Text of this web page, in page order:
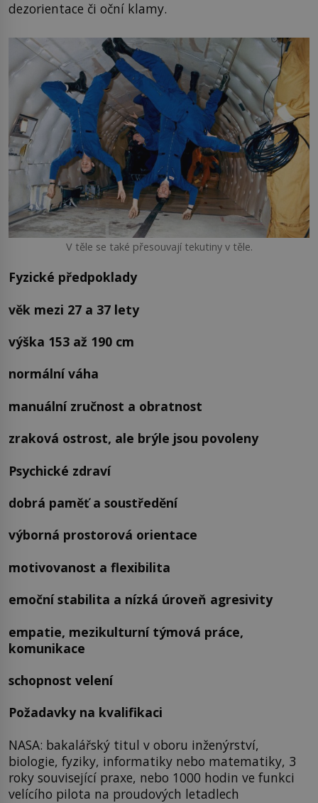
dezorientace či oční klamy.
V těle se také přesouvají tekutiny v těle.
Fyzické předpoklady
věk mezi 27 a 37 lety
výška 153 až 190 cm
normální váha
manuální zručnost a obratnost
zraková ostrost, ale brýle jsou povoleny
Psychické zdraví
dobrá paměť a soustředění
výborná prostorová orientace
motivovanost a flexibilita
emoční stabilita a nízká úroveň agresivity
empatie, mezikulturní týmová práce,
komunikace
schopnost velení
Požadavky na kvalifikaci
NASA: bakalářský titul v oboru inženýrství,
biologie, fyziky, informatiky nebo matematiky, 3
roky související praxe, nebo 1000 hodin ve funkci
velícího pilota na proudových letadlech